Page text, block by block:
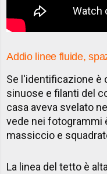
Addio linee fluide,
Se l'identificazione è
sinuose e filanti del
casa aveva svelato
vede nei fotogrammi
massiccio e
La linea del tetto è